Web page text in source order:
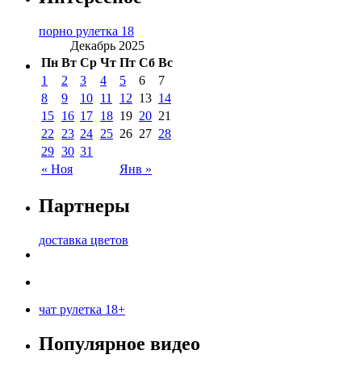
порно рулетка 18
Декабрь 2025
Пн Вт Ср Чт Пт Сб Вс
« Ноя Янв »
1 2 3 4 5 6
7
8
9 10 11 12 13 14
15 16 17 18 19 20 21
22
23 24 25 26 27 28
29 30 31
Партнеры
доставка цветов
чат рулетка 18+
Популярное видео